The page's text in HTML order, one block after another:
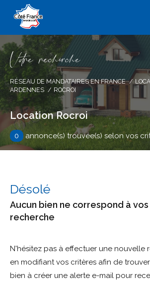
Vore recece
RÉSEAU DE MANDATAIRES EN FRANCE
ARDENNES
ROCROI
Location Rocroi
0 annonce(s) trouvée(s) selon vos
Désolé
Aucun bien ne correspond à
recherche
N'hésitez pas à effectuer une nouvelle
en modifiant vos critères afin de
bien à créer une alerte e-mail pour
Effectuer une
et trouver le bien qui
critères
Type
d'offre
Location
bien
Ville
Budget
Surface